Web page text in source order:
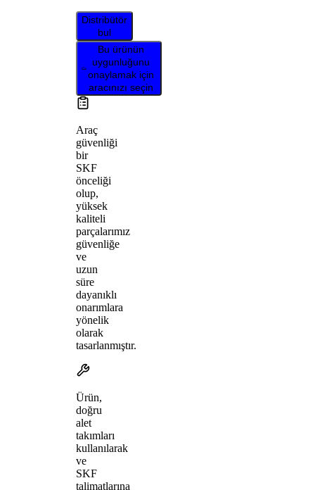
Distribütör
bul
Bu ürünün
uygunluğunu
onaylamak için
aracınızı seçin
Araç
güvenliği
bir
SKF
önceliği
olup,
yüksek
kaliteli
parçalarımız
güvenliğe
ve
uzun
süre
dayanıklı
onarımlara
yönelik
olarak
tasarlanmıştır.
Ürün,
doğru
alet
takımları
kullanılarak
ve
SKF
talimatlarına